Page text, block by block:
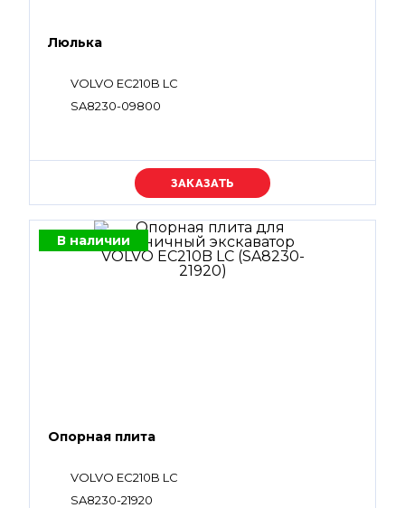
Люлька
VOLVO EC210B LC
SA8230-09800
Уточняйте цену
В наличии
Опорная плита
VOLVO EC210B LC
SA8230-21920